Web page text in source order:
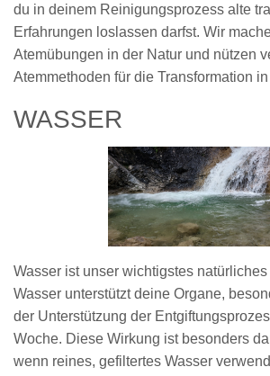
du in deinem Reinigungsprozess alte
Erfahrungen loslassen darfst. Wir
Atemübungen in der Natur und nützen
Atemmethoden für die Transformation
WASSER
Wasser ist unser wichtigstes
Wasser unterstützt deine Organe,
der Unterstützung der
Woche. Diese Wirkung ist besonders
wenn reines, gefiltertes Wasser